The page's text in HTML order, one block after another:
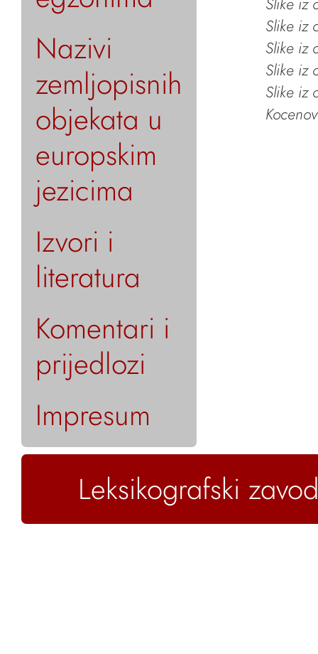
Nazivi
zemljopisnih
objekata u
europskim
jezicima
Izvori i
literatura
Komentari i
prijedlozi
Impresum
Slike iz
Slike iz
Slike iz
Slike iz
Leksikografski